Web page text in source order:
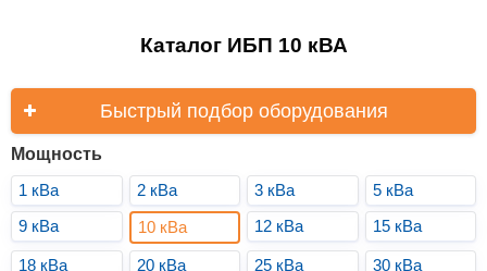
Каталог ИБП 10 кВА
Быстрый подбор оборудования
Мощность
1 кВа
2 кВа 3 кВа
5 кВа
9 кВа
10 кВа 12 кВа 15 кВа
18 кВа 20 кВа 25 кВа
30 кВа